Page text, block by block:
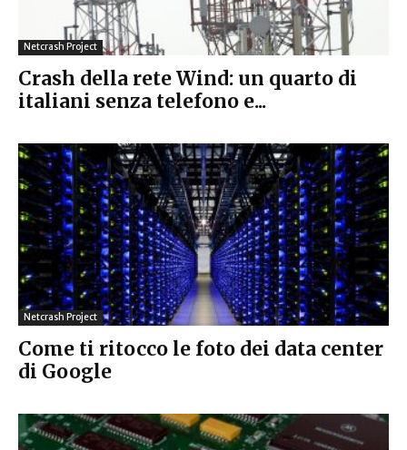
Netcrash Project
Crash della rete Wind: un quarto di
italiani senza telefono e...
Netcrash Project
Come ti ritocco le foto dei data center
di Google